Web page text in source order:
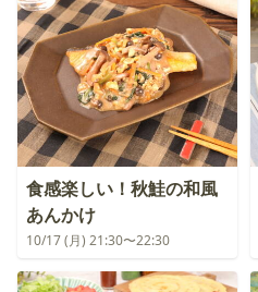
食感楽しい！秋鮭の和風
あんかけ
10/17 (月) 21:30〜22:30